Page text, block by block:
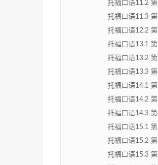
托福口语11.2
托福口语11.3
托福口语12.2
托福口语13.1
托福口语13.2
托福口语13.3
托福口语14.1
托福口语14.2
托福口语14.3
托福口语15.1
托福口语15.2
托福口语15.3